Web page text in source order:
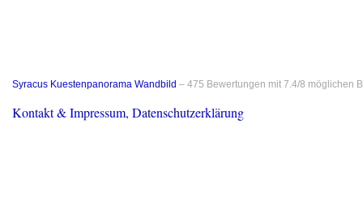
Syracus Kuestenpanorama Wandbild – 475 Bewertungen mit 7.4/8 möglichen
Kontakt & Impressum, Datenschutzerklärung